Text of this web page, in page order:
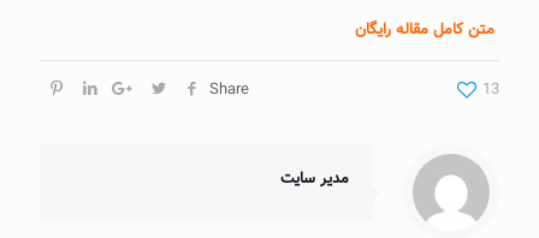
متن کامل مقاله رایگان
Share 13
مدیر سایت